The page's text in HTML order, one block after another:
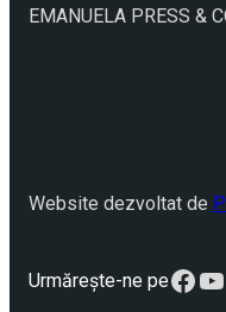
EMANUELA PRESS &
Website dezvoltat de
Urmărește-ne pe